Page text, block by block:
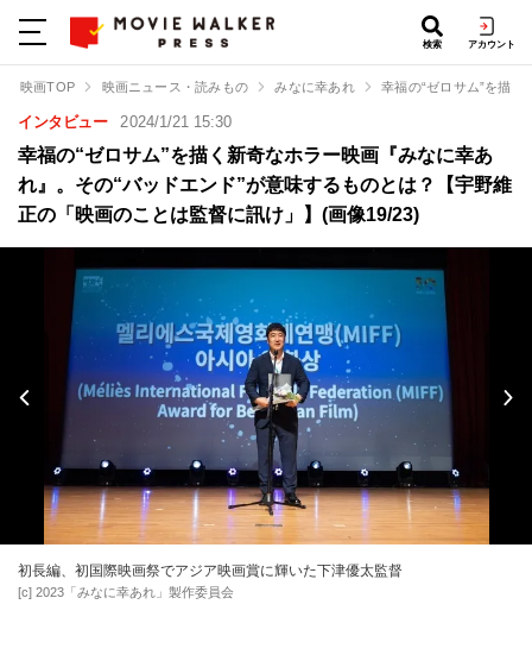
検索 アカウント
映画TOP 映画ニュース・読みもの みなに幸あれ 幸福の“ゼロサム”を描
インタビュー 2024/1/21 15:30
幸福の“ゼロサム”を描く新奇なホラー映画『みなに幸あ
れ』。その“バッドエンド”が意味するものとは？【宇野維
正の「映画のことは監督に訊け」】(画像19/23)
初長編、初国際映画祭でアジア映画賞に輝いた下津優太監督
[c] 2023「みなに幸あれ」製作委員会